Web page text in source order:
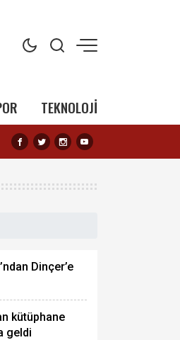
TEKNOLOJİ
Dinçer’e
kütüphane
geldi